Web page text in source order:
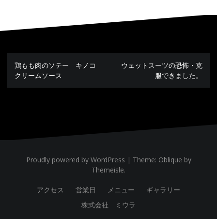
鶏もも肉のソテー キノコ
クリームソース
ウェットスーツの恐怖・克
服できました。
Proudly powered by WordPress | Theme: Oblique by
Themeisle.
アクセス 営業日 メニュー
ギャラリー
株式会社 ミウラ